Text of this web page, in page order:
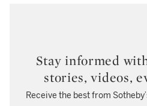
Stay informed
stories, videos,
Receive the best from